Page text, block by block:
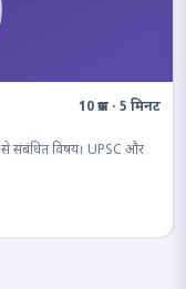
10 प्रश्न · 5 मिनट
से संबंधित विषय। UPSC और